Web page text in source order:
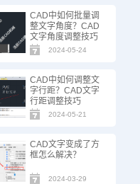
CAD中如何批量调
整文字角度？CAD
文字角度调整技巧
2024-05-24
CAD中如何调整文
字行距？CAD文字
行距调整技巧
2024-05-21
CAD文字变成了方
框怎么解决？
2024-03-29